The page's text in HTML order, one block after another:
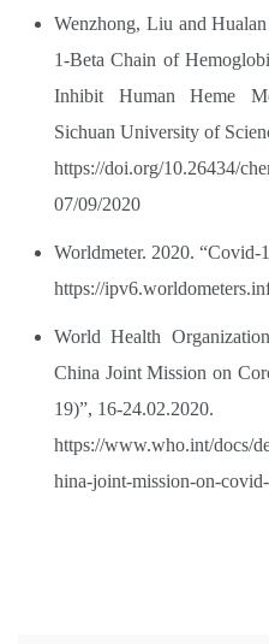
Wenzhong, Liu and
1-Beta Chain of
Inhibit Human Heme
Sichuan University of
https://doi.org/10.26434/
07/09/2020
Worldmeter. 2020. “Covid-
https://
World Health
China Joint Mission on
19)”, 16-24.02.2020.
https://www.who.int/docs/
hina-joint-mission-on-